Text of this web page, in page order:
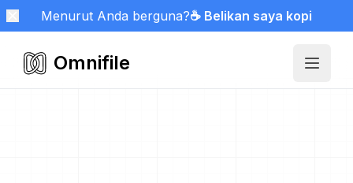
Menurut Anda berguna?☕ Belikan saya kopi
Omnifile